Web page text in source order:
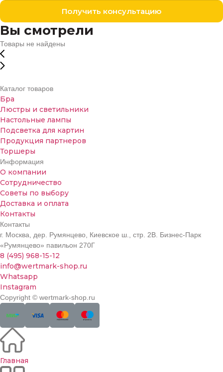
Получить консультацию
Вы смотрели
Товары не найдены
Каталог товаров
Бра
Люстры и светильники
Настольные лампы
Подсветка для картин
Продукция партнеров
Торшеры
Информация
О компании
Сотрудничество
Советы по выбору
Доставка и оплата
Контакты
Контакты
г. Москва, дер. Румянцево, Киевское ш., стр. 2В. Бизнес-Парк
«Румянцево» павильон 270Г
8 (495) 968-15-12
info@wertmark-shop.ru
Whatsapp
Instagram
Copyright © wertmark-shop.ru
Главная